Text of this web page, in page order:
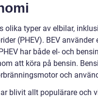
olika typer av elbilar,
(PHEV). BEV
har både el- och
att köra på bensin.
och
blivit allt populärare och